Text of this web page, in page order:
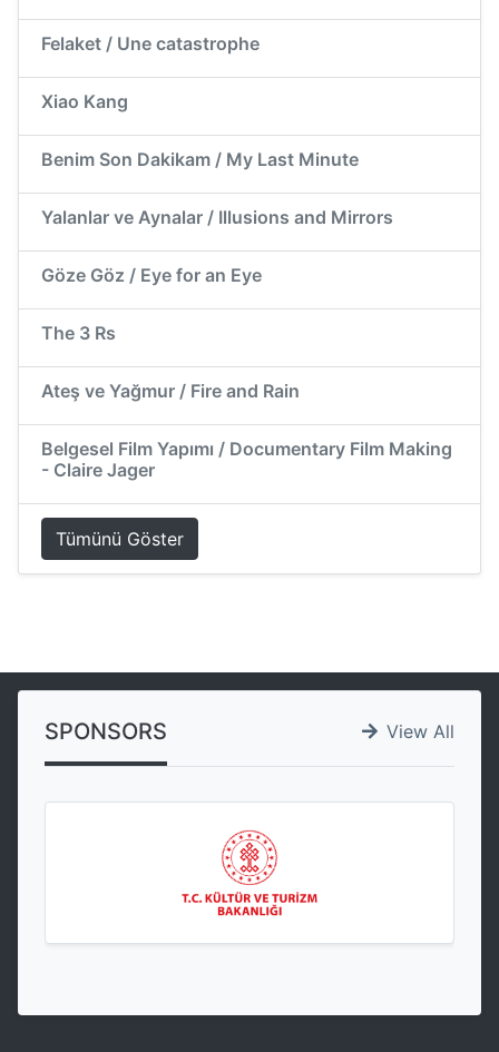
Felaket / Une catastrophe
Xiao Kang
Benim Son Dakikam / My Last Minute
Yalanlar ve Aynalar / Illusions and Mirrors
Göze Göz / Eye for an Eye
The 3 Rs
Ateş ve Yağmur / Fire and Rain
Belgesel Film Yapımı / Documentary Film Making
- Claire Jager
Tümünü Göster
View All
SPONSORS